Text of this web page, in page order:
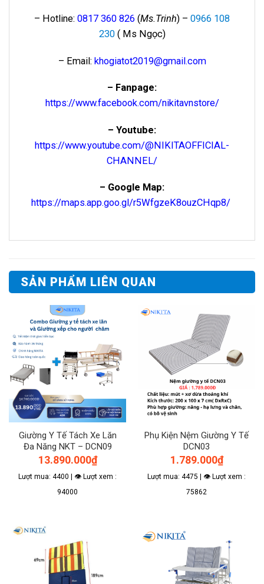
– Hotline: 0817 360 826 (Ms.Trinh) – 0966 108
230( Ms Ngọc)
– Email: khogiatot2019@gmail.com
– Fanpage:
https://www.facebook.com/nikitavnstore/
– Youtube:
https://www.youtube.com/@NIKITAOFFICIAL-
CHANNEL/
– Google Map:
https://maps.app.goo.gl/r5WfgzeK8ouzCHqp8/
SẢN PHẨM LIÊN QUAN
Giường Y Tế Tách Xe Lăn
Đa Năng NKT – DCN09
13.890.000₫
Lượt mua: 4400 | 👁 Lượt xem :
94000
Phụ Kiện Nệm Giường Y Tế
DCN03
1.789.000₫
Lượt mua: 4475 | 👁 Lượt xem :
75862